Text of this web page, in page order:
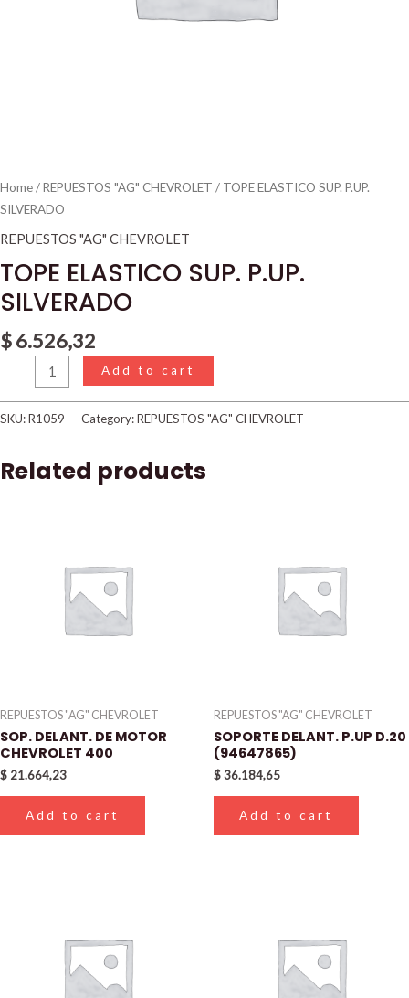
Home/REPUESTOS "AG" CHEVROLET / TOPE ELASTICO SUP. P.UP.
SILVERADO
REPUESTOS "AG" CHEVROLET
TOPE ELASTICO SUP. P.UP.
SILVERADO
$6.526,32
Add to cart
SKU:R1059 Category:REPUESTOS "AG" CHEVROLET
Related products
REPUESTOS "AG" CHEVROLET
SOP. DELANT. DE MOTOR
CHEVROLET 400
$ 21.664,23
Add to cart
REPUESTOS "AG" CHEVROLET
SOPORTE DELANT. P.UP D.20
(94647865)
$36.184,65
Add to cart